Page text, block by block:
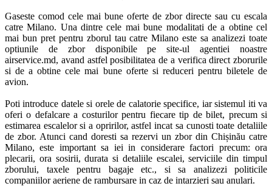
Gaseste comod cele mai bune oferte de zbor directe sau cu escala
catre Milano. Una dintre cele mai bune modalitati de a obtine cel
mai bun pret pentru zborul tau catre Milano este sa analizezi toate
optiunile de zbor disponibile pe site-ul agentiei noastre
airservice.md, avand astfel posibilitatea de a verifica direct zborurile
si de a obtine cele mai bune oferte si reduceri pentru biletele de
avion.
Poti introduce datele si orele de calatorie specifice, iar sistemul iti va
oferi o defalcare a costurilor pentru fiecare tip de bilet, precum si
estimarea escalelor si a opririlor, astfel incat sa cunosti toate detaliile
de zbor. Atunci cand doresti sa rezervi un zbor din Chișinău catre
Milano, este important sa iei in considerare factori precum: ora
plecarii, ora sosirii, durata si detaliile escalei, serviciile din timpul
zborului, taxele pentru bagaje etc., si sa analizezi politicile
companiilor aeriene de rambursare in caz de intarzieri sau anulari.